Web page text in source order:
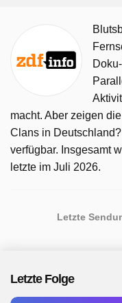
macht. Aber zeigen
Clans in
verfügbar. Insgesamt
letzte im Juli 2026.
Letzte
Letzte Folge